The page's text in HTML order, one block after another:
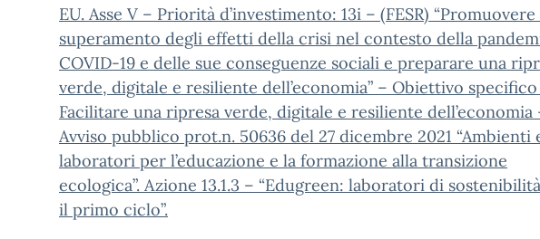
EU. Asse V – Priorità d’investimento: 13i – (FESR)
superamento degli effetti della crisi nel contesto della
COVID-19 e delle sue conseguenze sociali e preparare una
verde, digitale e resiliente dell’economia” – Obiettivo specifico
Facilitare una ripresa verde, digitale e resiliente dell’economia
Avviso pubblico prot.n. 50636 del 27 dicembre 2021 “Ambienti
laboratori per l’educazione e la formazione alla transizione
ecologica”. Azione 13.1.3 – “Edugreen: laboratori di
il primo ciclo”.